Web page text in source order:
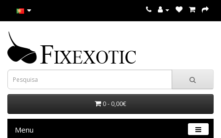
0 - 0,00€
Menu